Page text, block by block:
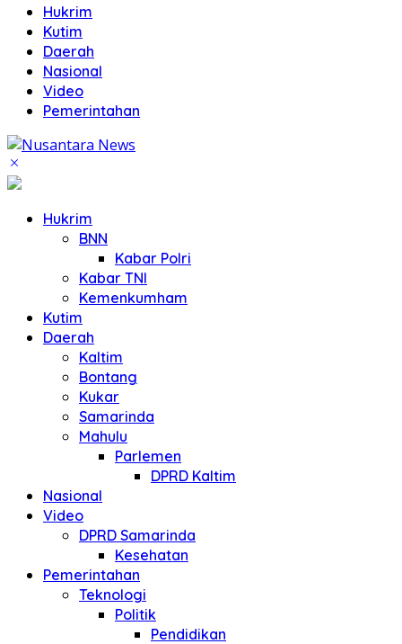
Hukrim
Kutim
Daerah
Nasional
Video
Pemerintahan
Hukrim
BNN
Kabar Polri
Kabar TNI
Kemenkumham
Kutim
Daerah
Kaltim
Bontang
Kukar
Samarinda
Mahulu
Parlemen
DPRD Kaltim
Nasional
Video
DPRD Samarinda
Kesehatan
Pemerintahan
Teknologi
Politik
Pendidikan